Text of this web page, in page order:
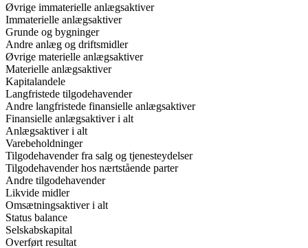
Øvrige immaterielle anlægsaktiver
Immaterielle anlægsaktiver
Grunde og bygninger
Andre anlæg og driftsmidler
Øvrige materielle anlægsaktiver
Materielle anlægsaktiver
Kapitalandele
Langfristede tilgodehavender
Andre langfristede finansielle anlægsaktiver
Finansielle anlægsaktiver i alt
Anlægsaktiver i alt
Varebeholdninger
Tilgodehavender fra salg og tjenesteydelser
Tilgodehavender hos nærtstående parter
Andre tilgodehavender
Likvide midler
Omsætningsaktiver i alt
Status balance
Selskabskapital
Overført resultat